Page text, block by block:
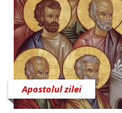
Apostolul zilei